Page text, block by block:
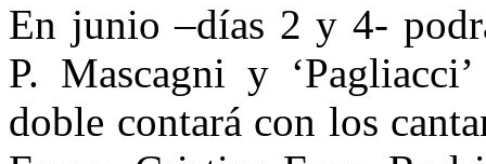
En junio –días 2 y 4-
P. Mascagni y
doble contará con los